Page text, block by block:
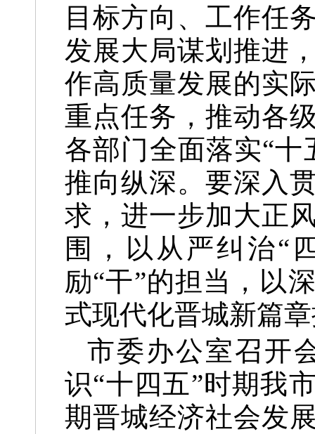
目标方向、工作任
发展大局谋划推进
作高质量发展的实
重点任务，推动各
各部门全面落实“
推向纵深。要深入
求，进一步加大正
围，以从严纠治“
励“干”的担当，以
式现代化晋城新篇
市委办公室召开
识“十四五”时期我
期晋城经济社会发